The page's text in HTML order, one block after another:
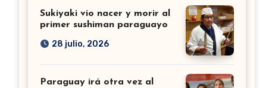
Sukiyaki vio nacer y morir al
primer sushiman paraguayo
28 julio, 2026
Paraguay irá otra vez al